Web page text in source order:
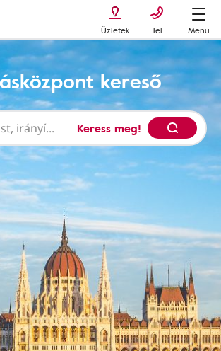
Üzletek Tel Menü
kereső
Keress meg!